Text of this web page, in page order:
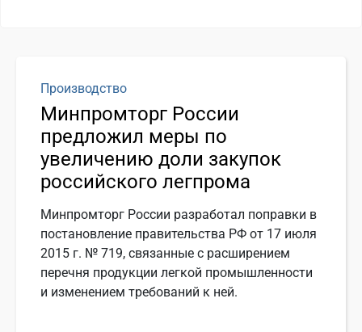
Производство
Минпромторг России
предложил меры по
увеличению доли закупок
российского легпрома
Минпромторг России разработал поправки в
постановление правительства РФ от 17 июля
2015 г. № 719, связанные с расширением
перечня продукции легкой промышленности
и изменением требований к ней.